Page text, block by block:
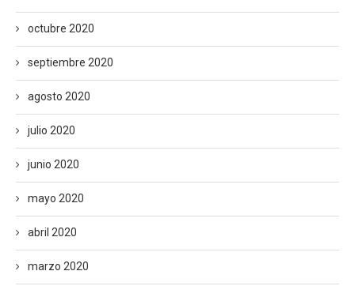
octubre 2020
septiembre 2020
agosto 2020
julio 2020
junio 2020
mayo 2020
abril 2020
marzo 2020